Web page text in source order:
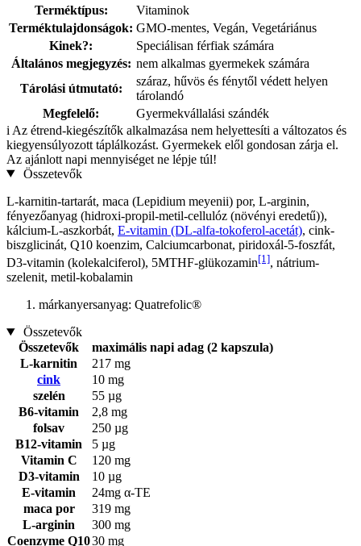
Terméktípus:
Vitaminok
Terméktulajdonságok: GMO-mentes, Vegán, Vegetáriánus
Kinek?:
Speciálisan férfiak számára
Általános megjegyzés: nem alkalmas gyermekek számára
Tárolási útmutató:
száraz, hűvös és fénytől védett helyen
tárolandó
Megfelelő:
Gyermekvállalási szándék
i Az étrend-kiegészítők alkalmazása nem helyettesíti a változatos és
kiegyensúlyozott táplálkozást. Gyermekek elől gondosan zárja el.
Az ajánlott napi mennyiséget ne lépje túl!
Összetevők
L-karnitin-tartarát, maca (Lepidium meyenii) por, L-arginin,
fényezőanyag (hidroxi-propil-metil-cellulóz (növényi eredetű)),
kálcium-L-aszkorbát, E-vitamin (DL-alfa-tokoferol-acetát), cink-
biszglicinát, Q10 koenzim, Calciumcarbonat, piridoxál-5-foszfát,
D3-vitamin (kolekalciferol), 5MTHF-glükozamin[1], nátrium-
szelenit, metil-kobalamin
márkanyersanyag: Quatrefolic®
Összetevők
Összetevők
maximális napi adag (2 kapszula)
L-karnitin
217 mg
cink
10 mg
szelén
55 µg
B6-vitamin
2,8 mg
folsav
250 µg
B12-vitamin
5 µg
Vitamin C
120 mg
D3-vitamin
10 µg
E-vitamin
24mg α-TE
maca por
319 mg
L-arginin
300 mg
Coenzyme Q1030 mg